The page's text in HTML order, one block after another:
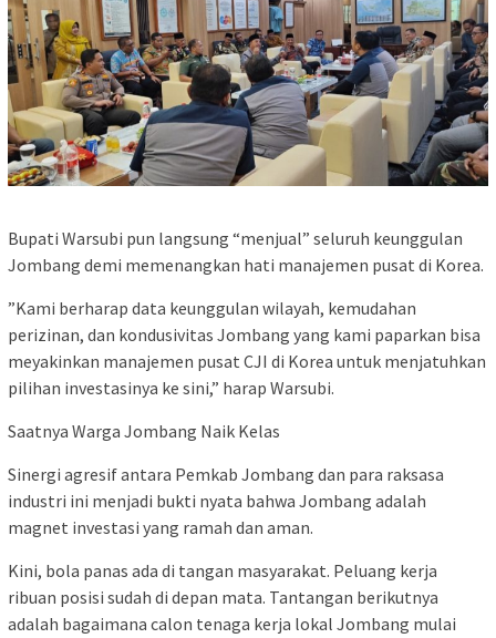
​Bupati Warsubi pun langsung “menjual” seluruh keunggulan
Jombang demi memenangkan hati manajemen pusat di Korea.
​”Kami berharap data keunggulan wilayah, kemudahan
perizinan, dan kondusivitas Jombang yang kami paparkan bisa
meyakinkan manajemen pusat CJI di Korea untuk menjatuhkan
pilihan investasinya ke sini,” harap Warsubi.
​Saatnya Warga Jombang Naik Kelas
​Sinergi agresif antara Pemkab Jombang dan para raksasa
industri ini menjadi bukti nyata bahwa Jombang adalah
magnet investasi yang ramah dan aman.
​Kini, bola panas ada di tangan masyarakat. Peluang kerja
ribuan posisi sudah di depan mata. Tantangan berikutnya
adalah bagaimana calon tenaga kerja lokal Jombang mulai